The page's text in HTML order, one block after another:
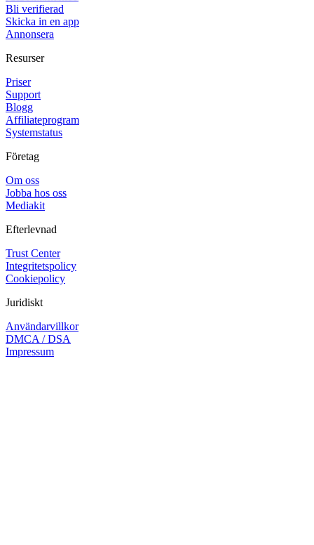
Bli verifierad
Skicka in en app
Annonsera
Resurser
Priser
Support
Blogg
Affiliateprogram
Systemstatus
Företag
Om oss
Jobba hos oss
Mediakit
Efterlevnad
Trust Center
Integritetspolicy
Cookiepolicy
Juridiskt
Användarvillkor
DMCA / DSA
Impressum